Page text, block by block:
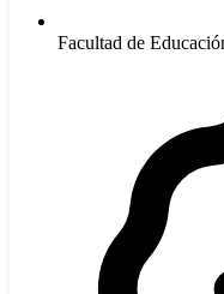
Facultad de